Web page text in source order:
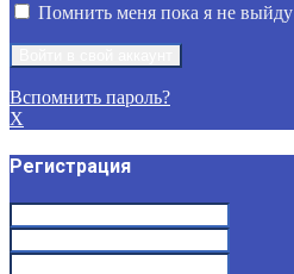
Помнить меня пока я не выйду
Вспомнить пароль?
X
Регистрация